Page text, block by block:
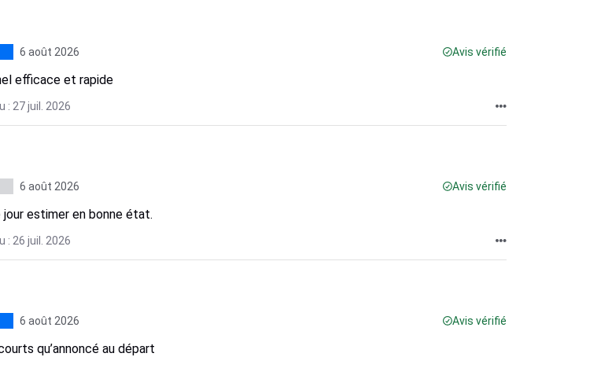
6 août 2026 Avis vérifié
efficace et rapide
: 27 juil. 2026
6 août 2026 Avis vérifié
jour estimer en bonne état.
: 26 juil. 2026
6 août 2026 Avis vérifié
qu’annoncé au départ